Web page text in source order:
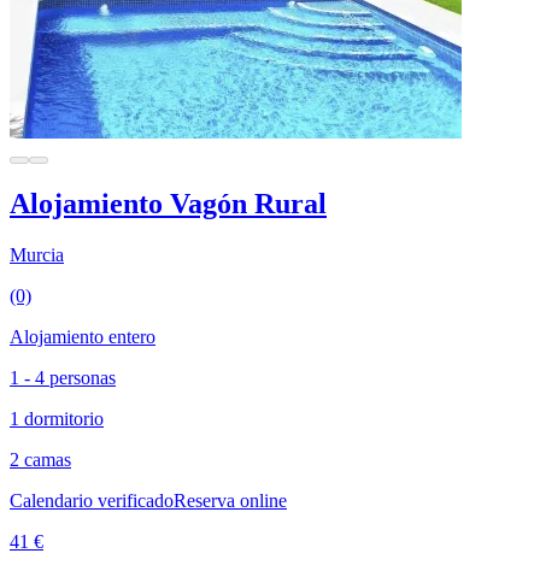
Alojamiento Vagón Rural
Murcia
(0)
Alojamiento entero
1 - 4 personas
1 dormitorio
2 camas
Calendario verificadoReserva online
41 €